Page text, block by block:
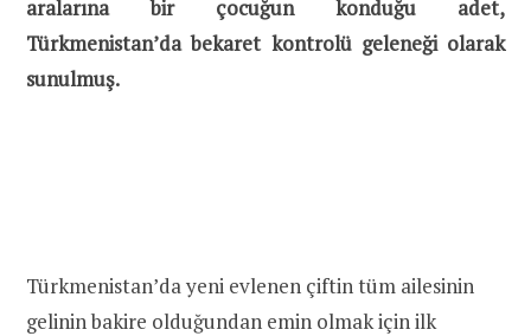
aralarına bir çocuğun konduğu adet,
Türkmenistan’da bekaret kontrolü geleneği olarak
sunulmuş.
Türkmenistan’da yeni evlenen çiftin tüm ailesinin
gelinin bakire olduğundan emin olmak için ilk